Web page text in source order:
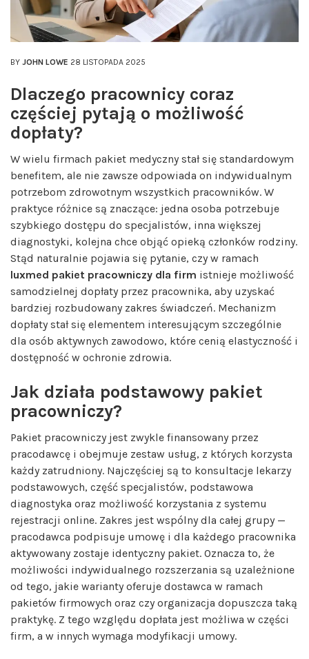
BY JOHN LOWE 28 LISTOPADA 2025
Dlaczego pracownicy coraz
częściej pytają o możliwość
dopłaty?
W wielu firmach pakiet medyczny stał się standardowym
benefitem, ale nie zawsze odpowiada on indywidualnym
potrzebom zdrowotnym wszystkich pracowników. W
praktyce różnice są znaczące: jedna osoba potrzebuje
szybkiego dostępu do specjalistów, inna większej
diagnostyki, kolejna chce objąć opieką członków rodziny.
Stąd naturalnie pojawia się pytanie, czy w ramach
luxmed pakiet pracowniczy dla firm istnieje możliwość
samodzielnej dopłaty przez pracownika, aby uzyskać
bardziej rozbudowany zakres świadczeń. Mechanizm
dopłaty stał się elementem interesującym szczególnie
dla osób aktywnych zawodowo, które cenią elastyczność i
dostępność w ochronie zdrowia.
Jak działa podstawowy pakiet
pracowniczy?
Pakiet pracowniczy jest zwykle finansowany przez
pracodawcę i obejmuje zestaw usług, z których korzysta
każdy zatrudniony. Najczęściej są to konsultacje lekarzy
podstawowych, część specjalistów, podstawowa
diagnostyka oraz możliwość korzystania z systemu
rejestracji online. Zakres jest wspólny dla całej grupy —
pracodawca podpisuje umowę i dla każdego pracownika
aktywowany zostaje identyczny pakiet. Oznacza to, że
możliwości indywidualnego rozszerzania są uzależnione
od tego, jakie warianty oferuje dostawca w ramach
pakietów firmowych oraz czy organizacja dopuszcza taką
praktykę. Z tego względu dopłata jest możliwa w części
firm, a w innych wymaga modyfikacji umowy.